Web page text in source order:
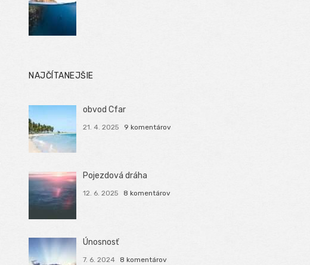
NAJČÍTANEJŠIE
obvod Cfar
21. 4. 2025 9 komentárov
Pojezdová dráha
12. 6. 2025 8 komentárov
Únosnosť
7. 6. 2024 8 komentárov